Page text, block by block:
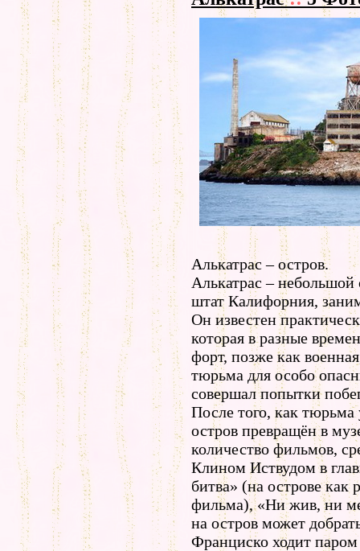
Алькатрас – остров.
Алькатрас –
штат Калифорния,
Он известен
которая в разные
форт, позже как
тюрьма для особо
совершал попытки
После того, как
остров превращён в
количество фильмов,
Клином Иствудом в
битва» (на острове как
фильма), «Ни жив, ни
на остров может
Франциско ходит